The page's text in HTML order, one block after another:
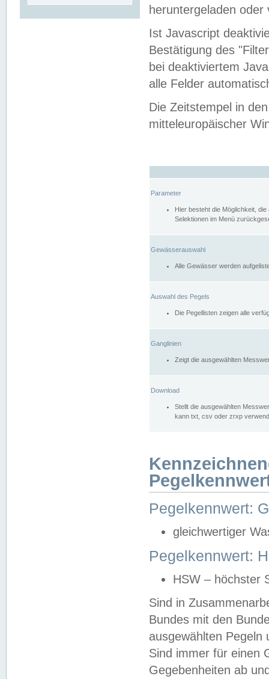
heruntergeladen oder
Ist Javascript
Bestätigung des
bei deaktiviertem
alle Felder
Die Zeitstempel in
mitteleuropäischer
Parameter
Hier besteht die Möglichkeit,
Selektionen im Menü
Gewässerauswahl
Alle Gewässer werden
Auswahl des Pegels
Die Pegellisten zeigen alle
Ganglinien
Zeigt die ausgewählten
Download
Stellt die ausgewählten
kann txt, csv oder zrxp
Pegelkennwert:
gleichwertiger
Pegelkennwert:
HSW – höchster
Sind in
Bundes mit den
ausgewählten
Sind immer für einen
Gegebenheiten ab